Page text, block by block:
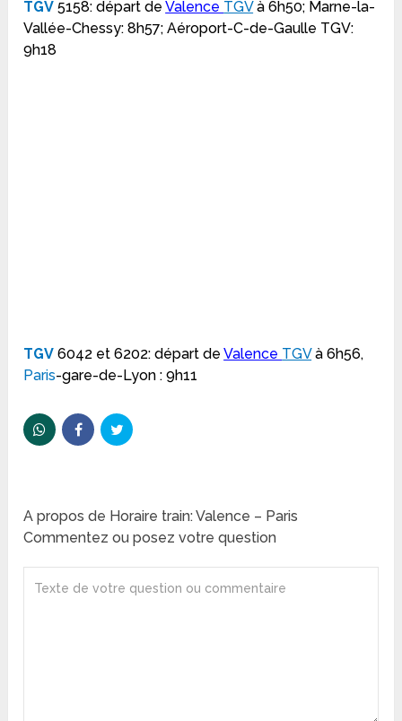
TGV 5158: départ deValence TGVà 6h50; Marne-la-
Vallée-Chessy: 8h57; Aéroport-C-de-Gaulle TGV:
9h18
TGV 6042 et 6202: départ deValence TGVà 6h56,
Paris-gare-de-Lyon : 9h11
A propos de Horaire train: Valence – Paris
Commentez ou posez votre question